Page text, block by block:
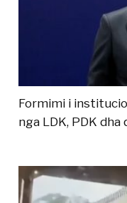
Formimi i
nga LDK, PDK